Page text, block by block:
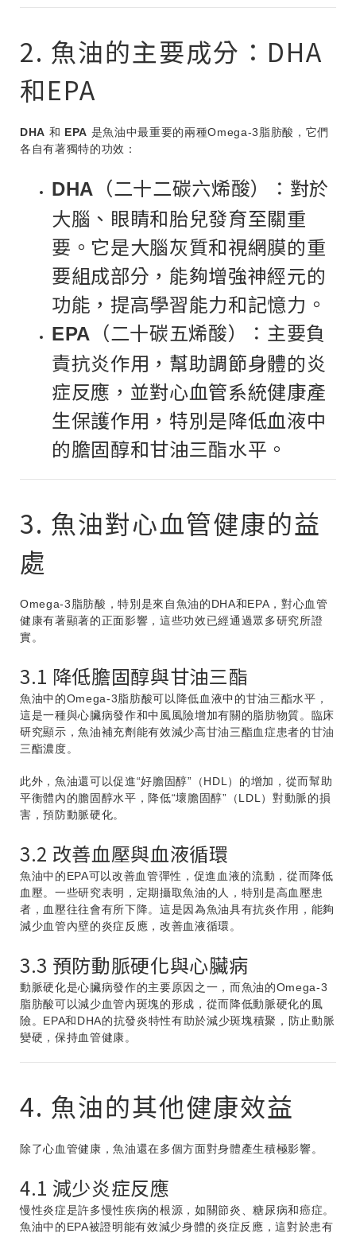
2. 魚油的主要成分：DHA
和EPA
DHA 和 EPA 是魚油中最重要的兩種Omega-3脂肪酸，它們
各自有著獨特的功效：
DHA
（二十二碳六烯酸）：對於
大腦、眼睛和胎兒發育至關重
要。它是大腦灰質和視網膜的重
要組成部分，能夠增強神經元的
功能，提高學習能力和記憶力。
EPA
（二十碳五烯酸）：主要負
責抗炎作用，幫助調節身體的炎
症反應，並對心血管系統健康產
生保護作用，特別是降低血液中
的膽固醇和甘油三酯水平。
3. 魚油對心血管健康的益
處
Omega-3脂肪酸，特別是來自魚油的DHA和EPA，對心血管
健康有著顯著的正面影響，這些功效已經通過眾多研究所證
實。
3.1 降低膽固醇與甘油三酯
魚油中的Omega-3脂肪酸可以降低血液中的甘油三酯水平，
這是一種與心臟病發作和中風風險增加有關的脂肪物質。臨床
研究顯示，魚油補充劑能有效減少高甘油三酯血症患者的甘油
三酯濃度。
此外，魚油還可以促進“好膽固醇”（HDL）的增加，從而幫助
平衡體內的膽固醇水平，降低“壞膽固醇”（LDL）對動脈的損
害，預防動脈硬化。
3.2 改善血壓與血液循環
魚油中的EPA可以改善血管彈性，促進血液的流動，從而降低
血壓。一些研究表明，定期攝取魚油的人，特別是高血壓患
者，血壓往往會有所下降。這是因為魚油具有抗炎作用，能夠
減少血管內壁的炎症反應，改善血液循環。
3.3 預防動脈硬化與心臟病
動脈硬化是心臟病發作的主要原因之一，而魚油的Omega-3
脂肪酸可以減少血管內斑塊的形成，從而降低動脈硬化的風
險。EPA和DHA的抗發炎特性有助於減少斑塊積聚，防止動脈
變硬，保持血管健康。
4. 魚油的其他健康效益
除了心血管健康，魚油還在多個方面對身體產生積極影響。
4.1 減少炎症反應
慢性炎症是許多慢性疾病的根源，如關節炎、糖尿病和癌症。
魚油中的EPA被證明能有效減少身體的炎症反應，這對於患有